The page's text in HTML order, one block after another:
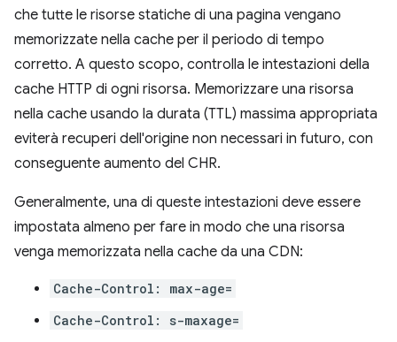
che tutte le risorse statiche di una pagina vengano
memorizzate nella cache per il periodo di tempo
corretto. A questo scopo, controlla le intestazioni della
cache HTTP di ogni risorsa. Memorizzare una risorsa
nella cache usando la durata (TTL) massima appropriata
eviterà recuperi dell'origine non necessari in futuro, con
conseguente aumento del CHR.
Generalmente, una di queste intestazioni deve essere
impostata almeno per fare in modo che una risorsa
venga memorizzata nella cache da una CDN:
Cache-Control: max-age=
Cache-Control: s-maxage=